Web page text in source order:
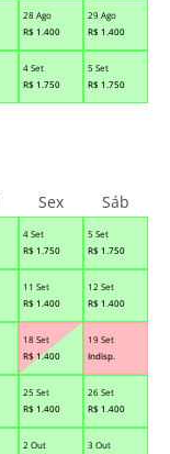
28 Ago
R$ 1.400
29 Ago
R$ 1.400
4 Set
R$ 1.750
5 Set
R$ 1.750
4 Set
R$ 1.750
5 Set
R$ 1.750
11 Set
R$ 1.400
12 Set
R$ 1.400
18 Set
R$ 1.400
19 Set
Indisp.
25 Set
R$ 1.400
26 Set
R$ 1.400
2 Out 3 Out
Sex Sáb